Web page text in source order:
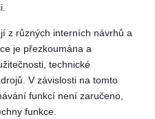
Greek
z různých interních návrhů a
je přezkoumána a
technické
V závislosti na tomto
funkcí není zaručeno,
funkce.